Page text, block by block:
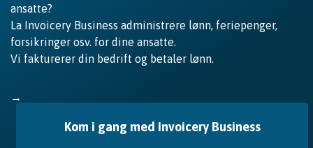
ansatte?
La Invoicery Business administrere lønn, feriepenger,
forsikringer osv. for dine ansatte.
Vi fakturerer din bedrift og betaler lønn.
→
Kom i gang med Invoicery Business